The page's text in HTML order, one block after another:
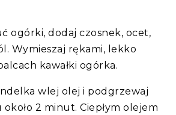
ogórki, dodaj czosnek, ocet,
Wymieszaj rękami, lekko
kawałki ogórka.
wlej olej i podgrzewaj
około 2 minut. Ciepłym olejem